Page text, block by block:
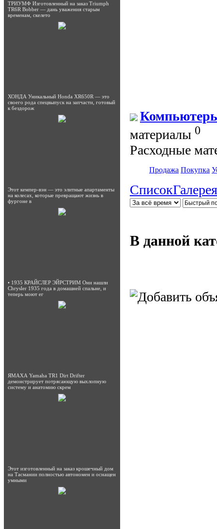
ТРИУМФ Изготовленный на заказ Triumph
TR6R Bobber — дань уважения старым
временам, скелето
ХОНДА Уникальный Honda XR650R — это
своего рода спецвыпуск на запчасти, готовый
к бездорож
Этот кемпер-вэн — это элитные апартаменты
на колесах, которые превращают жизнь в
фургоне в
• 1935 КРАЙСЛЕР ЭЙРСТРИМ Они нашли
Chrysler 1935 года в домашней спальне, и
теперь моют ег
ЯМАХА Yamaha TR1 Dirt Drifter
демонстрирует потрясающую выхлопную
систему и анатомию скрем
Этот изготовленный на заказ крошечный дом
на Тасмании полностью автономен и оснащен
умными
материалы 0
Расходные
Продажа Покупка
СписокГалерея
В данной